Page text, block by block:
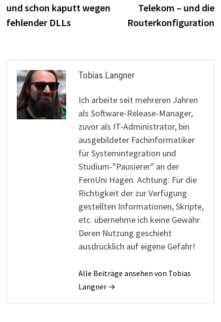
und schon kaputt wegen
fehlender DLLs
Telekom – und die
Routerkonfiguration
Tobias Langner
Ich arbeite seit mehreren Jahren
als Software-Release-Manager,
zuvor als IT-Administrator, bin
ausgebildeter Fachinformatiker
für Systemintegration und
Studium-"Pausierer" an der
FernUni Hagen. Achtung: Für die
Richtigkeit der zur Verfügung
gestellten Informationen, Skripte,
etc. übernehme ich keine Gewähr.
Deren Nutzung geschieht
ausdrücklich auf eigene Gefahr!
Alle Beiträge ansehen von Tobias
Langner →